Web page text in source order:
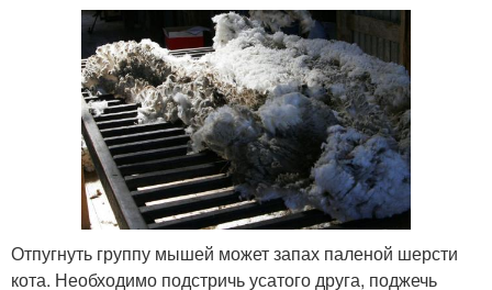
Отпугнуть группу мышей может запах паленой шерсти
кота. Необходимо подстричь усатого друга, поджечь